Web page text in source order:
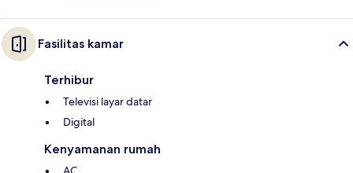
Fasilitas kamar
Terhibur
Televisi layar datar
Digital
Kenyamanan rumah